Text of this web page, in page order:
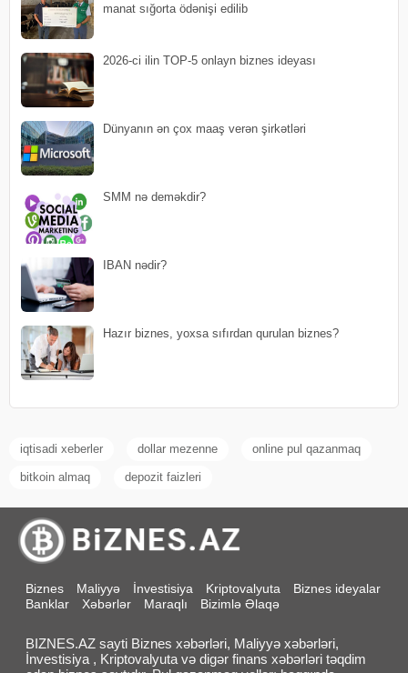
manat sığorta ödənişi edilib
2026-ci ilin TOP-5 onlayn biznes ideyası
Dünyanın ən çox maaş verən şirkətləri
SMM nə deməkdir?
IBAN nədir?
Hazır biznes, yoxsa sıfırdan qurulan biznes?
iqtisadi xeberler dollar mezenne online pul qazanmaq
bitkoin almaq depozit faizleri
Biznes Maliyyə İnvestisiya Kriptovalyuta
Biznes ideyalar
Banklar
Xəbərlər Maraqlı Bizimlə Əlaqə
BIZNES.AZ sayti Biznes xəbərləri, Maliyyə xəbərləri,
İnvestisiya , Kriptovalyuta və digər finans xəbərləri təqdim